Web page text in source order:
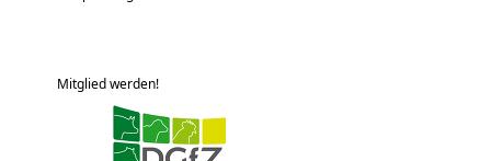
Mitglied werden!